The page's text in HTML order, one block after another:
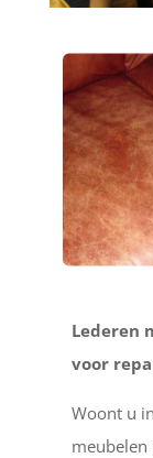
Lederen
voor
Woont u